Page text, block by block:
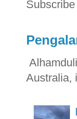
Subscribe
Australia,